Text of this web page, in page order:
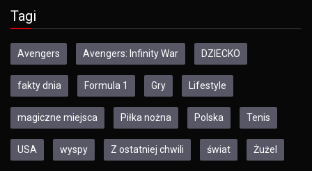
Tagi
Avengers Avengers: Infinity War DZIECKO
fakty dnia Formula 1 Gry Lifestyle
magiczne miejsca Piłka nożna Polska Tenis
USA wyspy Z ostatniej chwili świat Żużel